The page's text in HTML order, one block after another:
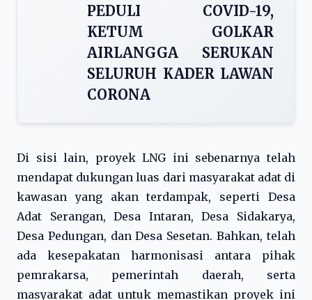
PEDULI COVID-19,
KETUM GOLKAR
AIRLANGGA SERUKAN
SELURUH KADER LAWAN
CORONA
Di sisi lain, proyek LNG ini sebenarnya telah
mendapat dukungan luas dari masyarakat adat di
kawasan yang akan terdampak, seperti Desa
Adat Serangan, Desa Intaran, Desa Sidakarya,
Desa Pedungan, dan Desa Sesetan. Bahkan, telah
ada kesepakatan harmonisasi antara pihak
pemrakarsa, pemerintah daerah, serta
masyarakat adat untuk memastikan proyek ini